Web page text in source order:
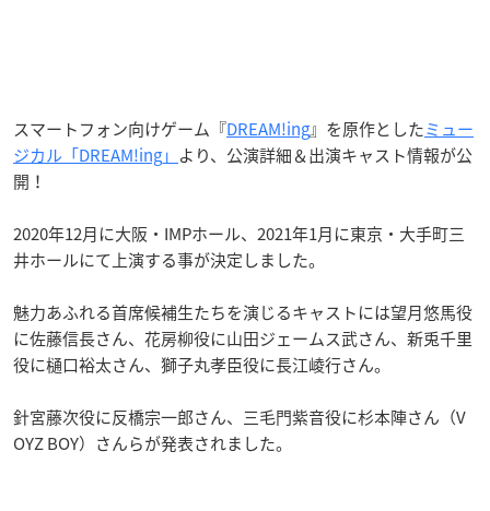
スマートフォン向けゲーム『DREAM!ing』を原作としたミュー
ジカル「DREAM!ing」 より、公演詳細＆出演キャスト情報が公
開！
2020年12月に大阪・IMPホール、2021年1月に東京・大手町三
井ホールにて上演する事が決定しました。
魅力あふれる首席候補生たちを演じるキャストには望月悠馬役
に佐藤信長さん、花房柳役に山田ジェームス武さん、新兎千里
役に樋口裕太さん、獅子丸孝臣役に長江崚行さん。
針宮藤次役に反橋宗一郎さん、三毛門紫音役に杉本陣さん（V
OYZ BOY）さんらが発表されました。